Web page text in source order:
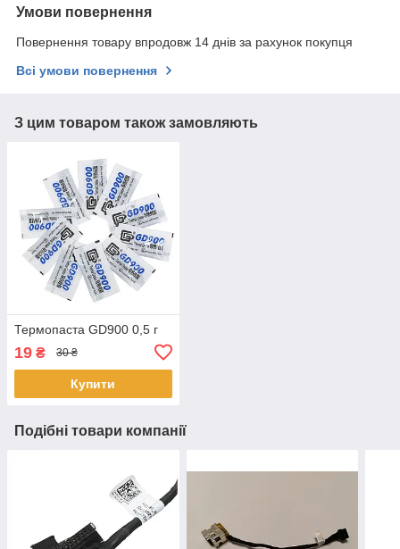
Умови повернення
Повернення товару впродовж 14 днів за рахунок покупця
Всі умови повернення
З цим товаром також замовляють
Термопаста GD900 0,5 г
19 ₴ 30 ₴
Купити
Подібні товари компанії